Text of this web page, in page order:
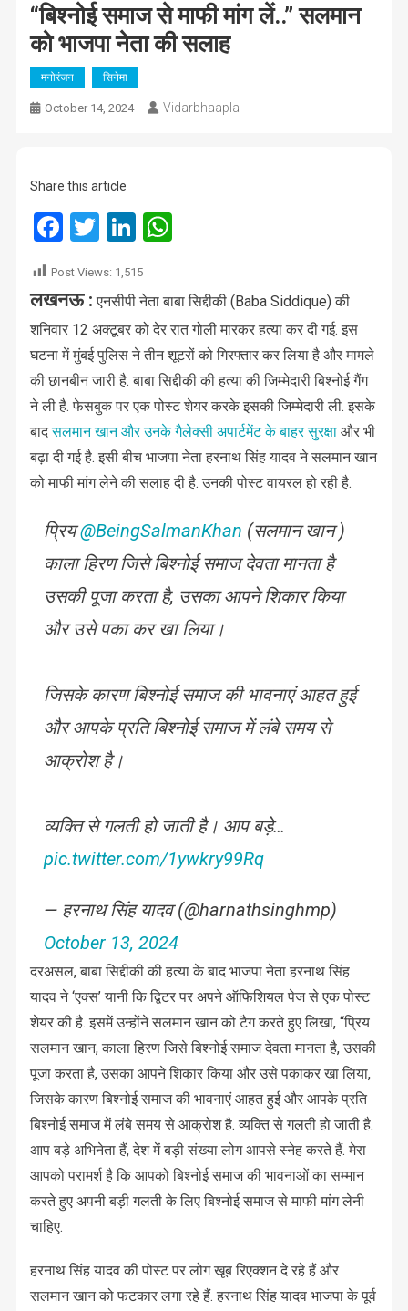
“बिश्नोई समाज से माफी मांग लें..” सलमान
को भाजपा नेता की सलाह
मनोरंजन सिनेमा
October 14, 2024 Vidarbhaapla
Share this article
Facebook
TwitterLinkedIn
WhatsApp
Post Views: 1,515
लखनऊ : एनसीपी नेता बाबा सिद्दीकी (Baba Siddique) की
शनिवार 12 अक्टूबर को देर रात गोली मारकर हत्या कर दी गई. इस
घटना में मुंबई पुलिस ने तीन शूटरों को गिरफ्तार कर लिया है और मामले
की छानबीन जारी है. बाबा सिद्दीकी की हत्या की जिम्मेदारी बिश्नोई गैंग
ने ली है. फेसबुक पर एक पोस्ट शेयर करके इसकी जिम्मेदारी ली. इसके
बादसलमान खान और उनके गैलेक्सी अपार्टमेंट के बाहर सुरक्षाऔर भी
बढ़ा दी गई है. इसी बीच भाजपा नेता हरनाथ सिंह यादव ने सलमान खान
को माफी मांग लेने की सलाह दी है. उनकी पोस्ट वायरल हो रही है.
प्रिय@BeingSalmanKhan (सलमान खान )
काला हिरण जिसे बिश्नोई समाज देवता मानता है
उसकी पूजा करता है, उसका आपने शिकार किया
और उसे पका कर खा लिया।
जिसके कारण बिश्नोई समाज की भावनाएं आहत हुई
और आपके प्रति बिश्नोई समाज में लंबे समय से
आक्रोश है।
व्यक्ति से गलती हो जाती है। आप बड़े…
pic.twitter.com/1ywkry99Rq
— हरनाथ सिंह यादव (@harnathsinghmp)
October 13, 2024
दरअसल, बाबा सिद्दीकी की हत्या के बाद भाजपा नेता हरनाथ सिंह
यादव ने ‘एक्स’ यानी कि द्विटर पर अपने ऑफिशियल पेज से एक पोस्ट
शेयर की है. इसमें उन्होंने सलमान खान को टैग करते हुए लिखा, “प्रिय
सलमान खान, काला हिरण जिसे बिश्नोई समाज देवता मानता है, उसकी
पूजा करता है, उसका आपने शिकार किया और उसे पकाकर खा लिया,
जिसके कारण बिश्नोई समाज की भावनाएं आहत हुई और आपके प्रति
बिश्नोई समाज में लंबे समय से आक्रोश है. व्यक्ति से गलती हो जाती है.
आप बड़े अभिनेता हैं, देश में बड़ी संख्या लोग आपसे स्नेह करते हैं. मेरा
आपको परामर्श है कि आपको बिश्नोई समाज की भावनाओं का सम्मान
करते हुए अपनी बड़ी गलती के लिए बिश्नोई समाज से माफी मांग लेनी
चाहिए.
हरनाथ सिंह यादव की पोस्ट पर लोग खूब रिएक्शन दे रहे हैं और
सलमान खान को फटकार लगा रहे हैं. हरनाथ सिंह यादव भाजपा के पूर्व